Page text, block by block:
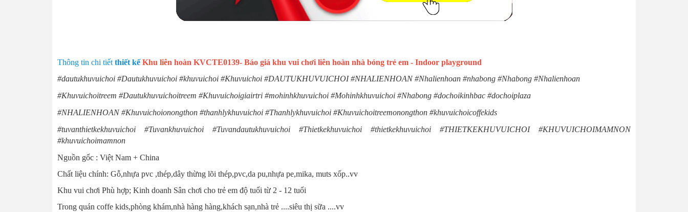
Thông tin chi tiết thiết kếKhu liên hoàn KVCTE0139- Báo giá khu vui chơi liên hoàn nhà bóng trẻ em - Indoor playground
#dautukhuvuichoi #Dautukhuvuichoi #khuvuichoi #Khuvuichoi #DAUTUKHUVUICHOI #NHALIENHOAN #Nhalienhoan #nhabong #Nhabong #Nhalienhoan
#Khuvuichoitreem #Dautukhuvuichoitreem #Khuvuichoigiairtri #mohinhkhuvuichoi #Mohinhkhuvuichoi #Nhabong #dochoikinhbac #dochoiplaza
#NHALIENHOAN #Khuvuichoionongthon #thanhlykhuvuichoi #Thanhlykhuvuichoi #Khuvuichoitreemonongthon #khuvuichoicoffekids
#tuvanthietkekhuvuichoi #Tuvankhuvuichoi #Tuvandautukhuvuichoi #Thietkekhuvuichoi #thietkekhuvuichoi #THIETKEKHUVUICHOI #KHUVUICHOIMAMNON
#khuvuichoimamnon
Nguồn gốc : Việt Nam + China
Chất liệu chính: Gỗ,nhựa pvc ,thép,dây thừng lõi thép,pvc,da pu,nhựa pe,mika, muts xốp..vv
Khu vui chơi Phù hợp; Kinh doanh Sân chơi cho trẻ em độ tuổi từ 2 - 12 tuổi
Trong quán coffe kids,phòng khám,nhà hàng hàng,khách sạn,nhà trẻ ....siêu thị sữa ....vv